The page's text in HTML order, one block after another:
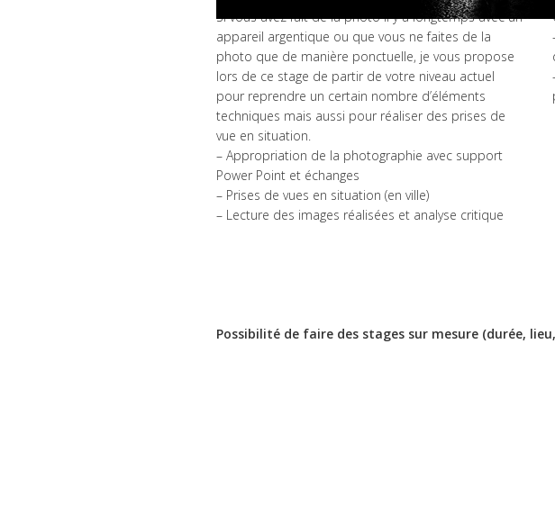
Si vous avez fait de la photo il y a longtemps avec un
appareil argentique ou que vous ne faites de la
photo que de manière ponctuelle, je vous propose
lors de ce stage de partir de votre niveau actuel
pour reprendre un certain nombre d’éléments
techniques mais aussi pour réaliser des prises de
vue en situation.
– Appropriation de la photographie avec support
Power Point et échanges
– Prises de vues en situation (en ville)
– Lecture des images réalisées et analyse critique
Possibilité de faire des stages sur mesure (durée,